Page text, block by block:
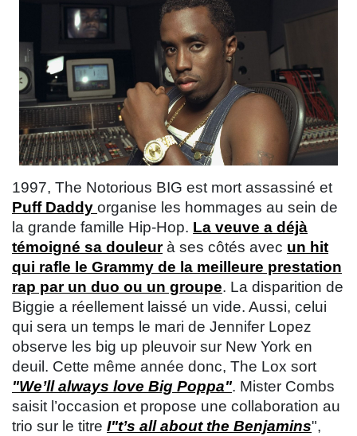
1997, The Notorious BIG est mort assassiné et
Puff Daddy organise les hommages au sein de
la grande famille Hip-Hop. La veuve a déjà
témoigné sa douleurà ses côtés avec un hit
qui rafle le Grammy de la meilleure prestation
rap par un duo ou un groupe. La disparition de
Biggie a réellement laissé un vide. Aussi, celui
qui sera un temps le mari de Jennifer Lopez
observe les big up pleuvoir sur New York en
deuil. Cette même année donc, The Lox sort
"We’ll always love Big Poppa". Mister Combs
saisit l’occasion et propose une collaboration au
trio sur le titre I"t’s all about the Benjamins",